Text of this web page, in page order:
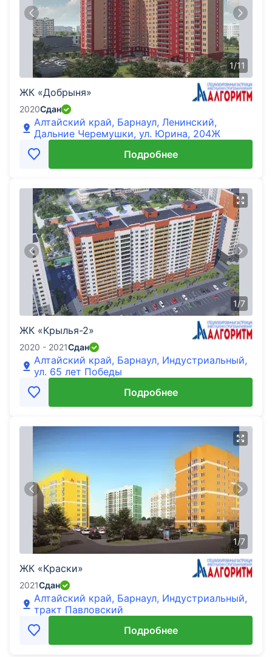
1/11
ЖК «Добрыня»
2020Сдан
Алтайский край, Барнаул, Ленинский,
Дальние Черемушки, ул. Юрина, 204Ж
Подробнее
1/7
ЖК «Крылья-2»
2020 - 2021Сдан
Алтайский край, Барнаул, Индустриальный,
ул. 65 лет Победы
Подробнее
1/7
ЖК «Краски»
2021Сдан
Алтайский край, Барнаул, Индустриальный,
тракт Павловский
Подробнее